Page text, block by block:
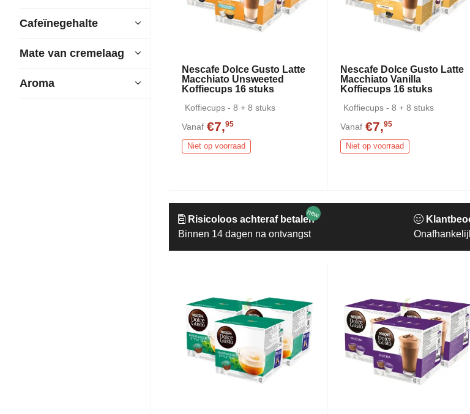
Cafeïnegehalte
Mate van cremelaag
Aroma
Nescafe Dolce Gusto Latte
Macchiato Unsweeted
Koffiecups 16 stuks
Koffiecups - 8 + 8 stuks
Vanaf €7,95
Niet op voorraad
Nescafe Dolce Gusto Latte
Macchiato Vanilla
Koffiecups 16 stuks
Koffiecups - 8 + 8 stuks
Vanaf €7,95
Niet op voorraad
Risicoloos achteraf betalen
Binnen 14 dagen na ontvangst
new